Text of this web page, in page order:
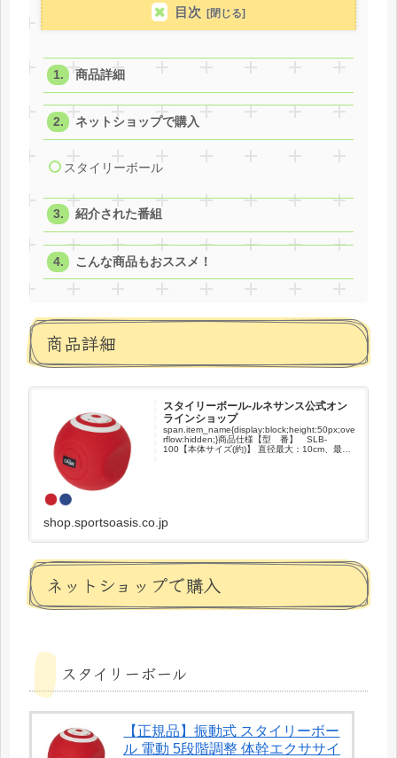
目次
商品詳細
ネットショップで購入
スタイリーボール
紹介された番組
こんな商品もおススメ！
商品詳細
スタイリーボール-ルネサンス公式オン
ラインショップ
span.item_name{display:block;height:50px;ove
rflow:hidden;}商品仕様【型 番】 SLB-
100【本体サイズ(約)】 直径最大：10cm、最小
shop.sportsoasis.co.jp
ネットショップで購入
スタイリーボール
【正規品】振動式 スタイリーボー
ル 電動 5段階調整 体幹エクササイ